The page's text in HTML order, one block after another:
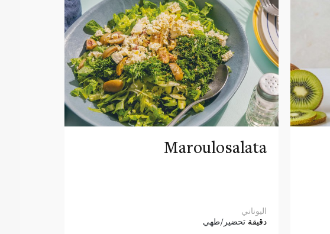
Maroulosalata
اليوناني
دقيقة تحضير/طهي